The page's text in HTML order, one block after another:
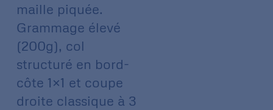
maille piquée.
Grammage élevé
(200g), col
structuré en bord-
côte 1×1 et coupe
droite classique à 3